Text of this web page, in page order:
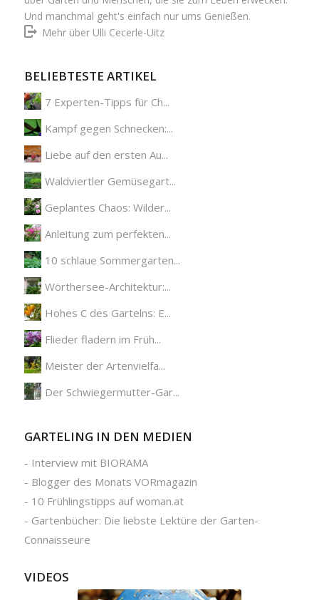
Und manchmal geht's einfach nur ums Genießen.
Mehr über Ulli Cecerle-Uitz
BELIEBTESTE ARTIKEL
7 Experten-Tipps für Ch...
Kampf gegen Schnecken:...
Liebe auf den ersten Au...
Waldviertler Gemüsegart...
Geplantes Chaos: Wilder...
Anleitung zum perfekten...
10 schlaue Sommergarten...
Wörthersee-Architektur:...
Hohes C des Gartelns: E...
Flieder fladern im Früh...
Meister der Artenvielfa...
Der Schwiegermutter-Gar...
GARTELING IN DEN MEDIEN
- Interview mit BIORAMA
- Blogger des Monats VORmagazin
- 10 Frühlingstipps auf woman.at
- Gartenbücher: Die liebste Lektüre der Garten-
Connaisseure
VIDEOS